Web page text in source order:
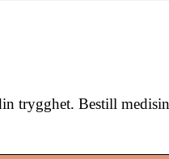
trygghet. Bestill